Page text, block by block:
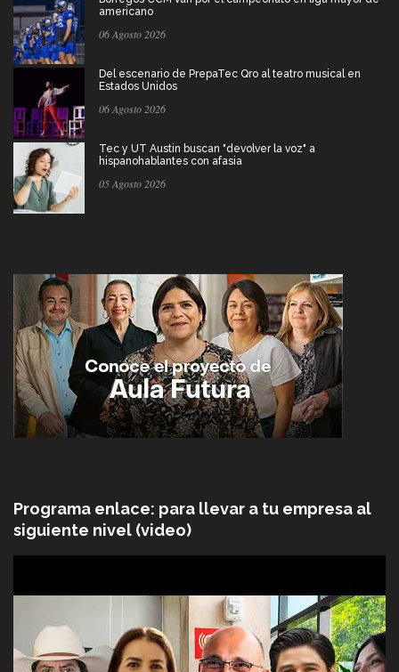
americano
06 Agosto 2026
Del escenario de PrepaTec Qro al teatro musical en
Estados Unidos
06 Agosto 2026
Tec y UT Austin buscan "devolver la voz" a
hispanohablantes con afasia
05 Agosto 2026
Programa enlace: para llevar a tu empresa al
siguiente nivel (video)